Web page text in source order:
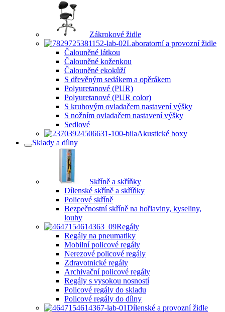
Zákrokové židle
Laboratorní a provozní židle
Čalouněné látkou
Čalouněné koženkou
Čalouněné ekokůží
S dřevěným sedákem a opěrákem
Polyuretanové (PUR)
Polyuretanové (PUR color)
S kruhovým ovladačem nastavení výšky
S nožním ovladačem nastavení výšky
Sedlové
Akustické boxy
Sklady a dílny
Skříně a skříňky
Dílenské skříně a skříňky
Policové skříně
Bezpečnostní skříně na hořlaviny, kyseliny,
louhy
Regály
Regály na pneumatiky
Mobilní policové regály
Nerezové policové regály
Zdravotnické regály
Archivační policové regály
Regály s vysokou nosností
Policové regály do skladu
Policové regály do dílny
Dílenské a provozní židle